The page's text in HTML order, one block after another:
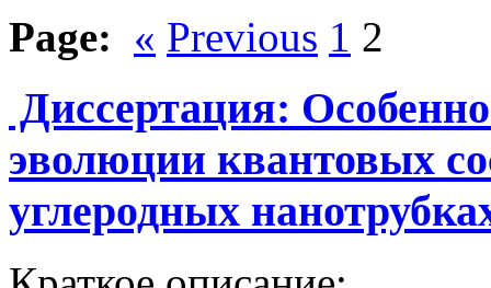
Page: « Previous 1 2
Диссертация:
эволюции квантовых
углеродных